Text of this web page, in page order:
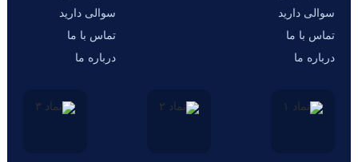
سوالی دارید
تماس با ما
درباره ما
سوالی دارید
تماس با ما
درباره ما